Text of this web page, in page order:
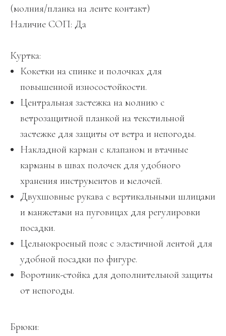
(молния/планка на ленте контакт)
Наличие СОП: Да
Куртка:
Кокетки на спинке и полочках для
повышенной износостойкости.
Центральная застежка на молнию с
ветрозащитной планкой на текстильной
застежке для защиты от ветра и непогоды.
Накладной карман с клапаном и втачные
карманы в швах полочек для удобного
хранения инструментов и мелочей.
Двухшовные рукава с вертикальными шлицами
и манжетами на пуговицах для регулировки
посадки.
Цельнокроеный пояс с эластичной лентой для
удобной посадки по фигуре.
Воротник-стойка для дополнительной защиты
от непогоды.
Брюки: